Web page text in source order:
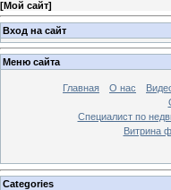
[Мой сайт]
Вход на сайт
Меню сайта
Главная О нас
Специалист по
Витрина
Categories